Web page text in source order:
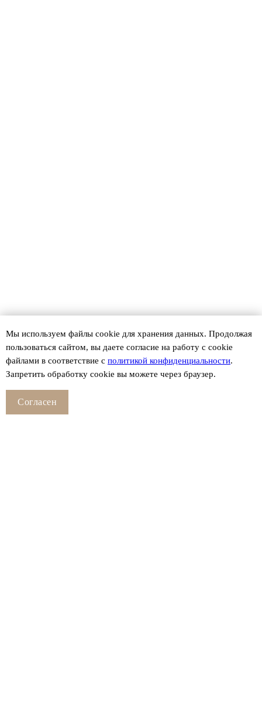
Мы используем файлы сookie для хранения данных. Продолжая
пользоваться сайтом, вы даете согласие на работу с cookie
файлами в соответствие с политикой конфиденциальности.
Запретить обработку cookie вы можете через браузер.
Согласен